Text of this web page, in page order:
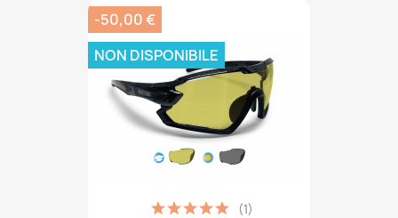
(1)
-50,00 €
NON DISPONIBILE